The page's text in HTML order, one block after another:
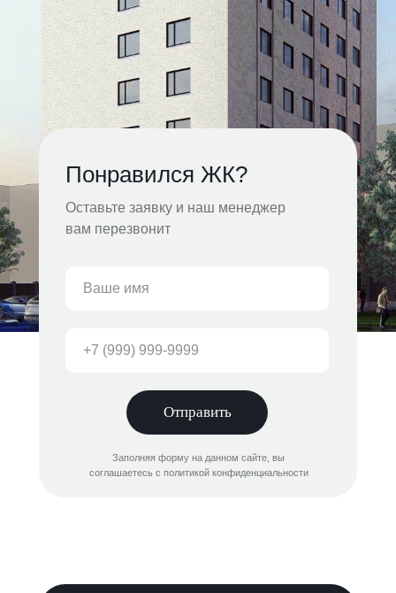
Отправить
Оставьте заявку и наш менеджер
вам перезвонит
Понравился ЖК?
Заполняя форму на данном сайте, вы
соглашаетесь с политикой конфиденциальности